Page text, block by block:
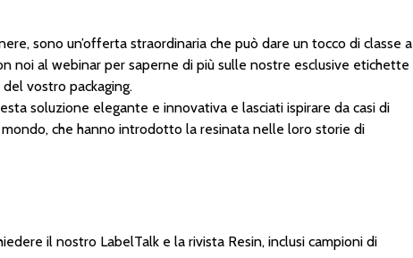
sono un’offerta straordinaria che può dare un tocco di classe a
noi al webinar per saperne di più sulle nostre esclusive etichette
vostro packaging.
soluzione elegante e innovativa e lasciati ispirare da casi di
che hanno introdotto la resinata nelle loro storie di
il nostro LabelTalk e la rivista Resin, inclusi campioni di